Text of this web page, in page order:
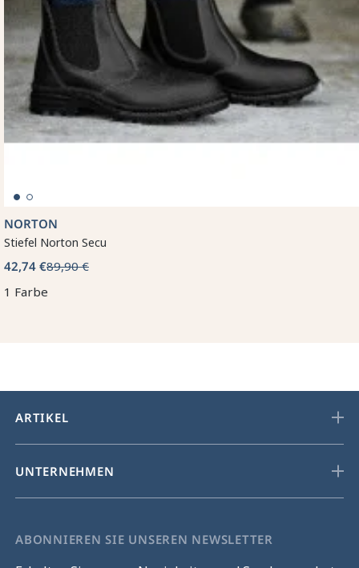
NORTON
Stiefel Norton Secu
42,74 €89,90 €
1 Farbe
ARTIKEL
UNTERNEHMEN
ABONNIEREN SIE UNSEREN NEWSLETTER